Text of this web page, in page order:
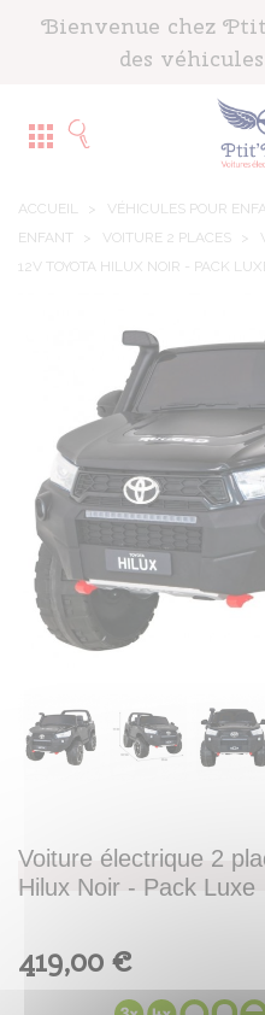
Bienvenue chez
des
ACCUEIL > VÉHICULES POUR
ENFANT
> VOITURE 2 PLACES >
12V TOYOTA HILUX NOIR - PACK
Voiture électrique 2
Hilux Noir - Pack Luxe
419,00 €